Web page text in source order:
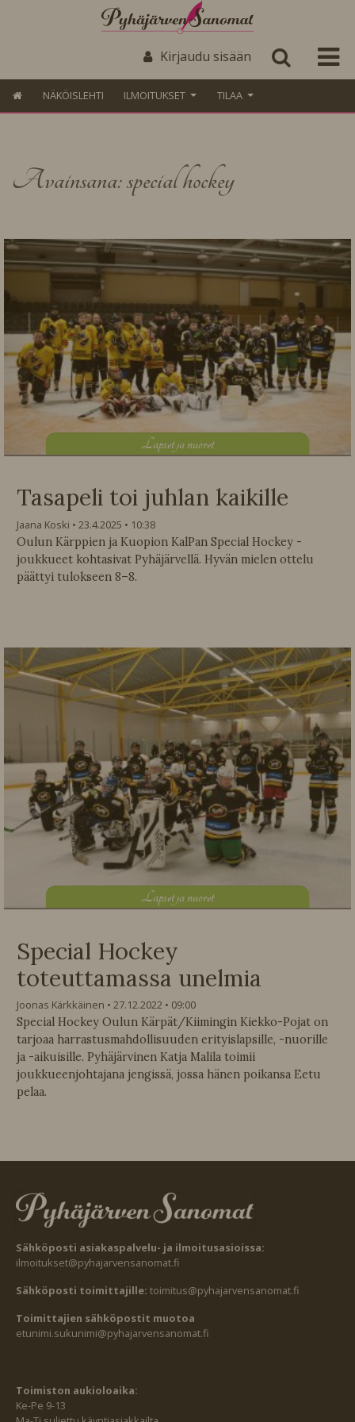
Kirjaudu sisään
NÄKÖISLEHTI ILMOITUKSET TILAA
Avainsana: special hockey
Lapset ja nuoret
Tasapeli toi juhlan kaikille
Jaana Koski 23.4.2025
10:38
Oulun Kärppien ja Kuopion KalPan Special Hockey -
joukkueet kohtasivat Pyhäjärvellä. Hyvän mielen ottelu
päättyi tulokseen 8–8.
Lapset ja nuoret
Special Hockey
toteuttamassa unelmia
Joonas Kärkkäinen 27.12.2022
09:00
Special Hockey Oulun Kärpät/Kiimingin Kiekko-Pojat on
tarjoaa harrastusmahdollisuuden erityislapsille, -nuorille
ja -aikuisille. Pyhäjärvinen Katja Malila toimii
joukkueenjohtajana jengissä, jossa hänen poikansa Eetu
pelaa.
Sähköposti asiakaspalvelu- ja ilmoitusasioissa:
ilmoitukset@pyhajarvensanomat.fi
Sähköposti toimittajille: toimitus@pyhajarvensanomat.fi
Toimittajien sähköpostit muotoa
etunimi.sukunimi@pyhajarvensanomat.fi
Toimiston aukioloaika:
Ke-Pe 9-13